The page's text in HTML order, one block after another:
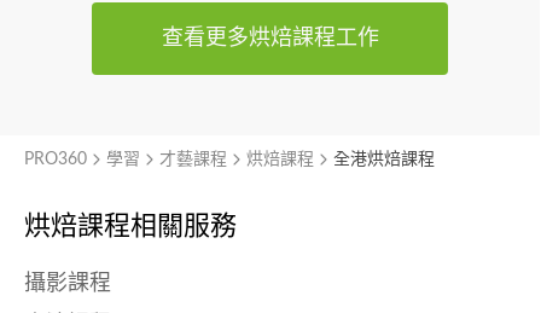
查看更多烘焙課程工作
烘焙課程相關服務
攝影課程
PRO360 學習 才藝課程 烘焙課程 全港烘焙課程